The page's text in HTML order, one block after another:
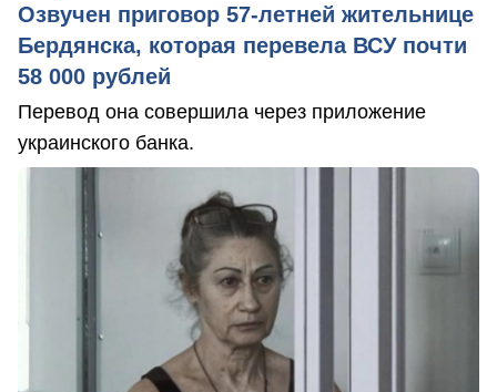
Озвучен приговор 57-летней жительнице
Бердянска, которая перевела ВСУ почти
58 000 рублей
Перевод она совершила через приложение
украинского банка.